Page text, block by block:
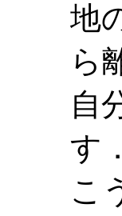
地
ら
自
す
こ